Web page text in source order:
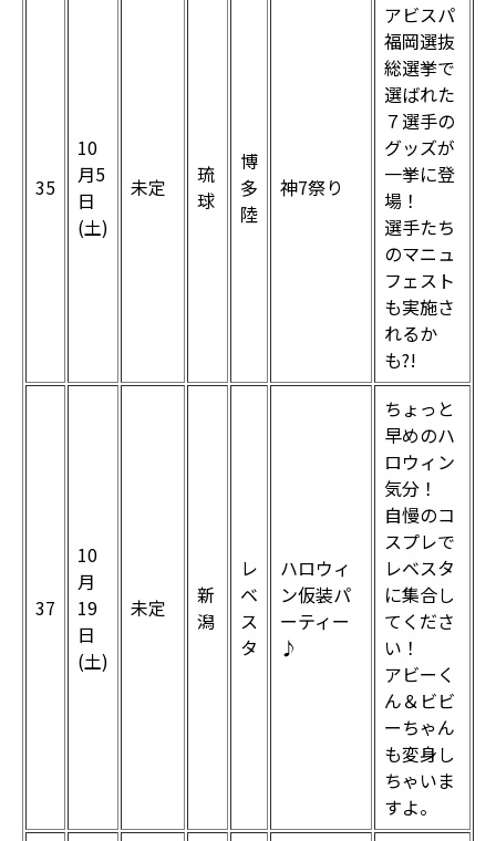
35
10
月5
日
(土)
未定
琉
球
博
多
陸
神7祭り
アビスパ
福岡選抜
総選挙で
選ばれた
７選手の
グッズが
一挙に登
場！
選手たち
のマニュ
フェスト
も実施さ
れるか
も?!
37
10
月
19
日
(土)
未定
新
潟
レ
ベ
ス
タ
ハロウィ
ン仮装パ
ーティー
♪
ちょっと
早めのハ
ロウィン
気分！
自慢のコ
スプレで
レベスタ
に集合し
てくださ
い！
アビーく
ん＆ビビ
ーちゃん
も変身し
ちゃいま
すよ。